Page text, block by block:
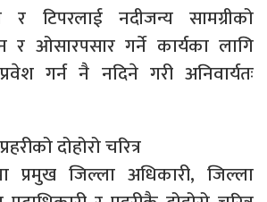
र टिपरलाई नदीजन्य सामग्रीको
र ओसारपसार गर्ने कार्यका लागि
गर्न नै नदिने गरी अनिवार्यतः
दोहोरो चरित्र
प्रमुख जिल्ला अधिकारी, जिल्ला